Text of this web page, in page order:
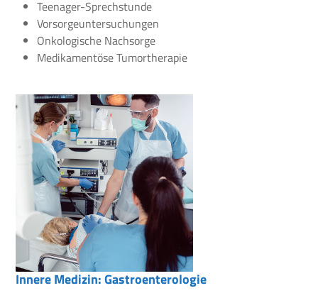
Teenager-Sprechstunde
Vorsorgeuntersuchungen
Onkologische Nachsorge
Medikamentöse Tumortherapie
Innere Medizin: Gastroenterologie